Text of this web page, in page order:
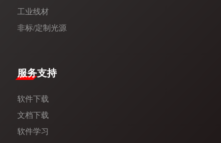
工业线材
非标/定制光源
服务支持
软件下载
文档下载
软件学习